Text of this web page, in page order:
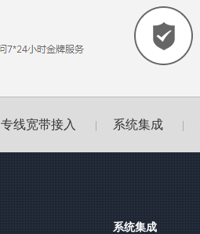
专线宽带接入 | 系统集成 |
系统集成